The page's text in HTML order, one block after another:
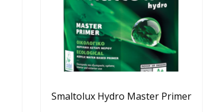
Smaltolux Hydro Master Primer